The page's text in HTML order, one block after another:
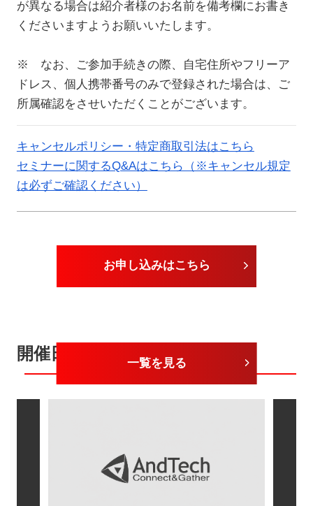
が異なる場合は紹介者様のお名前を備考欄にお書き
くださいますようお願いいたします。
※ なお、ご参加手続きの際、自宅住所やフリーア
ドレス、個人携帯番号のみで登録された場合は、ご
所属確認をさせいただくことがございます。
キャンセルポリシー・特定商取引法はこちら
セミナーに関するQ&Aはこちら（※キャンセル規定
は必ずご確認ください）
お申し込みはこちら
開催日が近いセミナー
一覧を見る